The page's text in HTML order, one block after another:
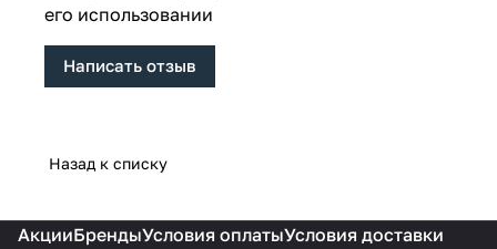
его использовании
Написать отзыв
Назад к списку
АкцииБрендыУсловия оплатыУсловия доставки